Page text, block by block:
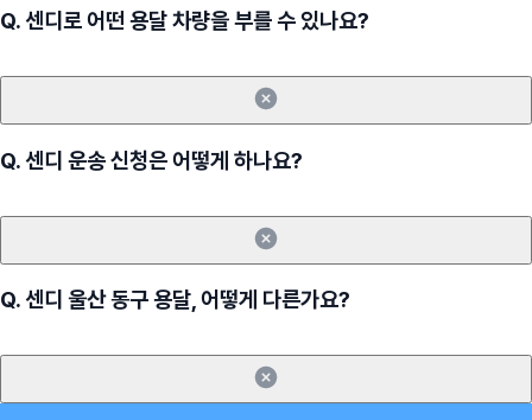
Q.센디로 어떤 용달 차량을 부를 수 있나요?
Q.센디 운송 신청은 어떻게 하나요?
Q.센디 울산 동구 용달, 어떻게 다른가요?